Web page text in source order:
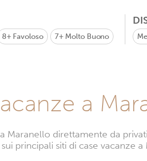
8+ Favoloso 7+ Molto Buono
a
direttamente da
principali siti di case vacanze a